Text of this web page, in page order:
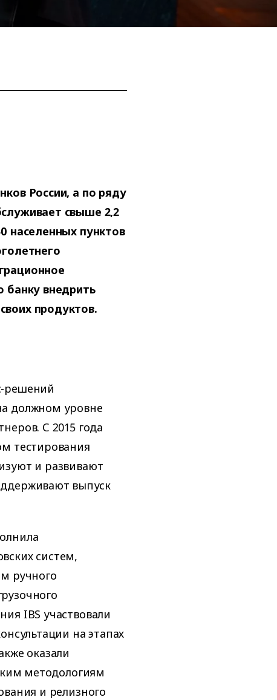
России, а по ряду
свыше 2,2
населенных пунктов
банку внедрить
продуктов.
решений
должном уровне
С 2015 года
тестирования
и развивают
выпуск
систем,
ручного
IBS участвовали
на этапах
оказали
методологиям
и релизного